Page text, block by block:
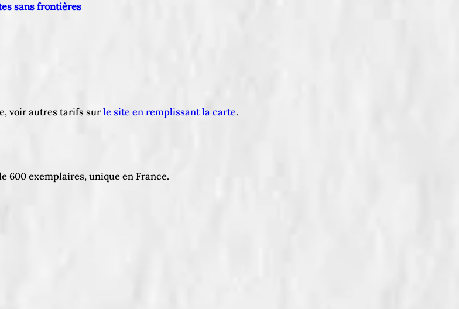
sans frontières
voir autres tarifs surle site en remplissant la carte.
600 exemplaires, unique en France.